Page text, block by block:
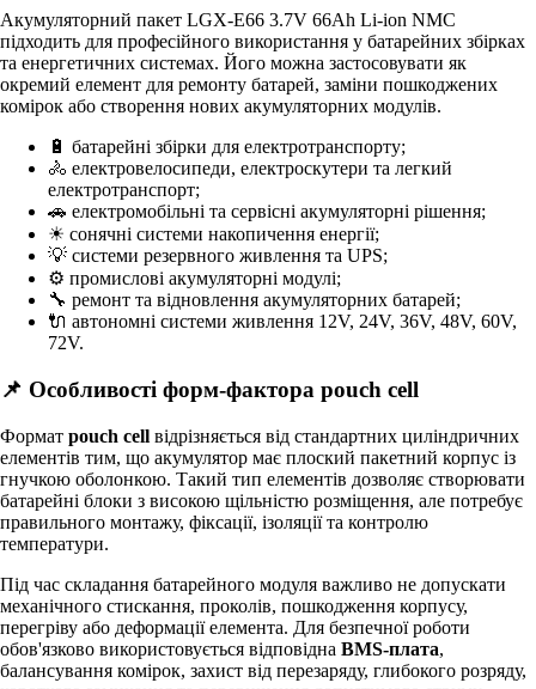
Акумуляторний пакет LGX-E66 3.7V 66Ah Li-ion NMC
підходить для професійного використання у батарейних збірках
та енергетичних системах. Його можна застосовувати як
окремий елемент для ремонту батарей, заміни пошкоджених
комірок або створення нових акумуляторних модулів.
🔋 батарейні збірки для електротранспорту;
🚴 електровелосипеди, електроскутери та легкий
електротранспорт;
🚗 електромобільні та сервісні акумуляторні рішення;
☀ сонячні системи накопичення енергії;
💡 системи резервного живлення та UPS;
⚙ промислові акумуляторні модулі;
🔧 ремонт та відновлення акумуляторних батарей;
🔌 автономні системи живлення 12V, 24V, 36V, 48V, 60V,
72V.
📌 Особливості форм-фактора pouch cell
Формат pouch cell відрізняється від стандартних циліндричних
елементів тим, що акумулятор має плоский пакетний корпус із
гнучкою оболонкою. Такий тип елементів дозволяє створювати
батарейні блоки з високою щільністю розміщення, але потребує
правильного монтажу, фіксації, ізоляції та контролю
температури.
Під час складання батарейного модуля важливо не допускати
механічного стискання, проколів, пошкодження корпусу,
перегріву або деформації елемента. Для безпечної роботи
обов'язково використовується відповідна BMS-плата,
балансування комірок, захист від перезаряду, глибокого розряду,